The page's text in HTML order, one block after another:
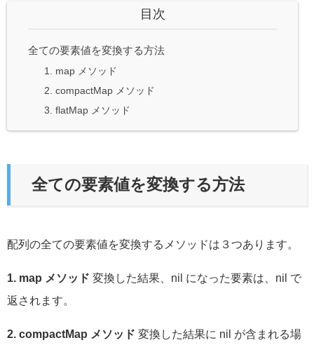
目次
全ての要素値を変換する方法
1. map メソッド
2. compactMap メソッド
3. flatMap メソッド
全ての要素値を変換する方法
配列の全ての要素値を変換するメソッドは３つあります。
1. map メソッド 変換した結果、nil になった要素は、nil で
返されます。
2. compactMap メソッド 変換した結果に nil が含まれる場